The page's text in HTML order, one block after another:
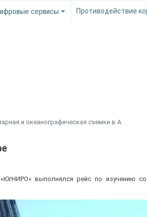
сервисы Противодействие
и океанографическая съемки в А
выполнялся рейс по изучению